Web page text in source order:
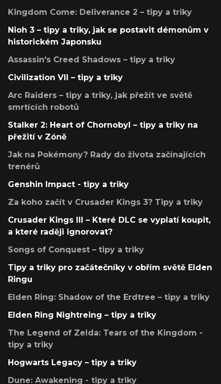
Kingdom Come: Deliverance 2 – tipy a triky
Nioh 3 – tipy a triky, jak se postavit démonům v
historickém Japonsku
Assassin's Creed Shadows – tipy a triky
Civilization VII – tipy a triky
Arc Raiders – tipy a triky, jak přežít ve světě
smrtících robotů
Stalker 2: Heart of Chornobyl – tipy a triky na
přežití v Zóně
Jak na Pokémony? Rady do života začínajících
trenérů
Genshin Impact - tipy a triky
Za koho začít v Crusader Kings 3? Tipy a triky
Crusader Kings III – Které DLC se vyplatí koupit,
a které raději ignorovat?
Songs of Conquest – tipy a triky
Tipy a triky pro začátečníky v obřím světě Elden
Ringu
Elden Ring: Shadow of the Erdtree – tipy a triky
Elden Ring Nightreing – tipy a triky
The Legend of Zelda: Tears of the Kingdom -
tipy a triky
Hogwarts Legacy – tipy a triky
Dune: Awakening - tipy a triky